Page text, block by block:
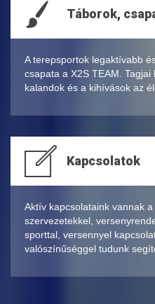
Táborok,
A terepsportok legaktívabb
csapata a X2S TEAM.
kalandok és a kihívások az
Kapcsolatok
Aktív kapcsolataink vannak
szervezetekkel,
sporttal, versennyel
valószínűséggel tudunk